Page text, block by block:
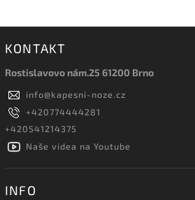
KONTAKT
Rostislavovo nám.25 61200 Brno
info@kapesni-noze.cz
+420774444281
+420541214375
Naše videa na Youtube
INFO